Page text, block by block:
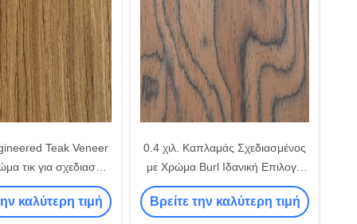
Teak Veneer
τικ για σχεδιασμό
επίπλων
καλύτερη τιμή
0.4 χιλ. Καπλαμάς Σχεδιασμένος
με Χρώμα Burl Ιδανική Επιλογή
για Έπιπλα
Βρείτε την καλύτερη τιμή